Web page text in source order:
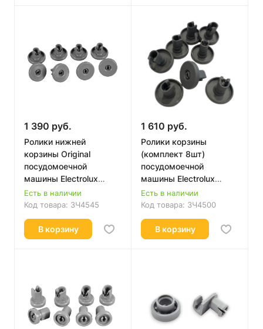
1 390 руб.
Ролики нижней
корзины Original
посудомоечной
машины Electrolux
50269971003
Есть в наличии
Код товара: ЗЧ4545
В корзину
1 610 руб.
Ролики корзины
(комплект 8шт)
посудомоечной
машины Electrolux
50269971003
Есть в наличии
Код товара: ЗЧ4500
В корзину